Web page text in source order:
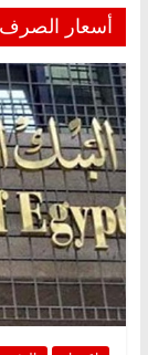
أسعار الصرف